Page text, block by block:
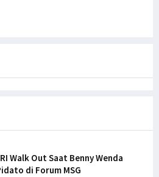
Walk Out Saat Benny Wenda
di Forum MSG